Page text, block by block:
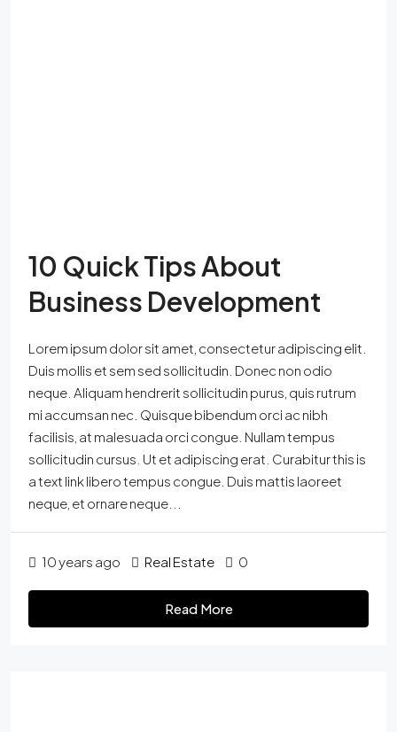
10 Quick Tips About
Business Development
Lorem ipsum dolor sit amet, consectetur adipiscing elit.
Duis mollis et sem sed sollicitudin. Donec non odio
neque. Aliquam hendrerit sollicitudin purus, quis rutrum
mi accumsan nec. Quisque bibendum orci ac nibh
facilisis, at malesuada orci congue. Nullam tempus
sollicitudin cursus. Ut et adipiscing erat. Curabitur this is
a text link libero tempus congue. Duis mattis laoreet
neque, et ornare neque...
10 years ago Real Estate 0
Read More